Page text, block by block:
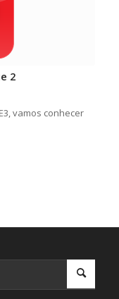
2
vamos conhecer